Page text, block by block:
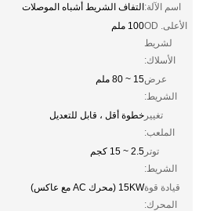
اسم الآلة:التفاف الشريط أشباه الموصلات
الأعلى. OD
لشريط
الأسلاك:
100 ملم
عرض
الشريط:
15 ~ 80 ملم
تغيير
الملعب:
خطوة أقل ، قابل للتعديل
توتر
الشريط:
2.5 ~ 15 كجم
قيادة قوة
المحرك:
15KW (محرك AC مع عاكس)